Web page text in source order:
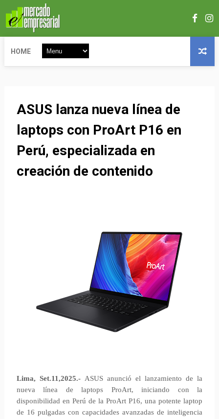
HOME
ASUS lanza nueva línea de
laptops con ProArt P16 en
Perú, especializada en
creación de contenido
Lima, Set.11,2025.-ASUS anunció el lanzamiento de la
nueva línea de laptops ProArt, iniciando con la
disponibilidad en Perú de la ProArt P16, una potente laptop
de 16 pulgadas con capacidades avanzadas de inteligencia